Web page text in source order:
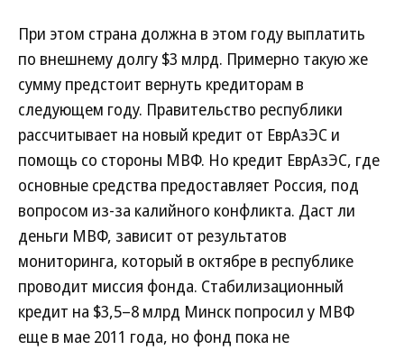
При этом страна должна в этом году выплатить
по внешнему долгу $3 млрд. Примерно такую же
сумму предстоит вернуть кредиторам в
следующем году. Правительство республики
рассчитывает на новый кредит от ЕврАзЭС и
помощь со стороны МВФ. Но кредит ЕврАзЭС, где
основные средства предоставляет Россия, под
вопросом из-за калийного конфликта. Даст ли
деньги МВФ, зависит от результатов
мониторинга, который в октябре в республике
проводит миссия фонда. Стабилизационный
кредит на $3,5–8 млрд Минск попросил у МВФ
еще в мае 2011 года, но фонд пока не